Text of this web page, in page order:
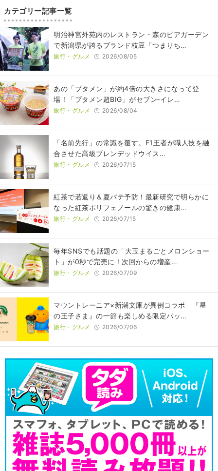
カテゴリー記事一覧
明治神宮外苑内のレストラン・森のビアガーデン
で新潟県が誇るブランド枝豆「つまりち…
旅行・グルメ 2026/08/05
あの「ブタメン」が約4倍の大きさになって登
場！「ブタメン超BIG」がセブン‐イレ…
旅行・グルメ 2026/08/04
​​「名前先行」の常識を覆す。F1王者が職人技を融
合させた高級ブレンデッドウイス…
旅行・グルメ 2026/07/15
紅茶で若返り＆夏バテ予防！最新研究で明らかに
なった紅茶ポリフェノールの驚きの健康…
旅行・グルメ 2026/07/15
毎年SNSでも話題の「大玉まるごとメロンショー
ト」が0秒で完売に！次回からの増産…
旅行・グルメ 2026/07/09
マウントレーニア×新潮文庫が異例コラボ 『星
の王子さま』の一節も楽しめる限定パッ…
旅行・グルメ 2026/07/06